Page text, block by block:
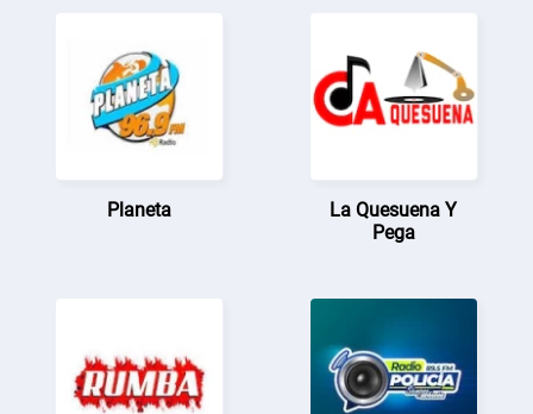
Planeta
La Quesuena Y
Pega